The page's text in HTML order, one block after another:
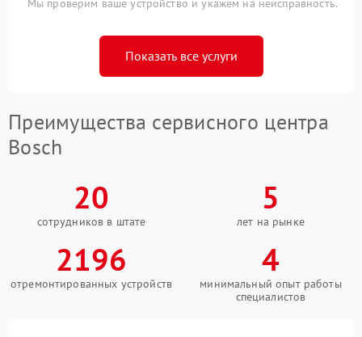
Мы проверим ваше устройство и укажем на неисправность.
Показать все услуги
Преимущества сервисного центра
Bosch
20
сотрудников в штате
5
лет на рынке
2196
отремонтированных устройств
4
минимальный опыт работы
специалистов